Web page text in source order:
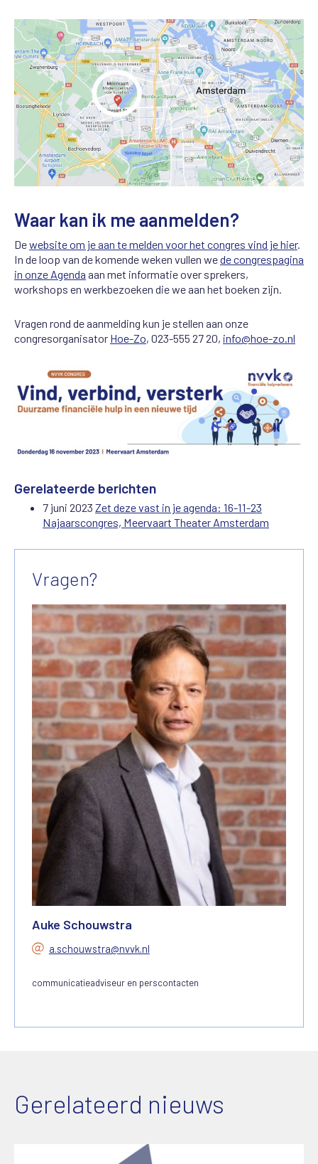
Waar kan ik me aanmelden?
Dewebsite om je aan te melden voor het congres vind je hier.
In de loop van de komende weken vullen wede congrespagina
in onze Agenda aan met informatie over sprekers,
workshops en werkbezoeken die we aan het boeken zijn.
Vragen rond de aanmelding kun je stellen aan onze
congresorganisator Hoe-Zo, 023-555 27 20, info@hoe-zo.nl
Gerelateerde berichten
7 juni 2023 Zet deze vast in je agenda: 16-11-23
Najaarscongres, Meervaart Theater Amsterdam
Vragen?
Auke Schouwstra
a.schouwstra@nvvk.nl
communicatieadviseur en perscontacten
Gerelateerd nieuws